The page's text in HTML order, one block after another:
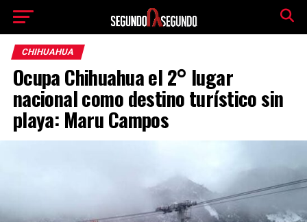
CHIHUAHUA
Ocupa Chihuahua el 2° lugar
nacional como destino turístico sin
playa: Maru Campos